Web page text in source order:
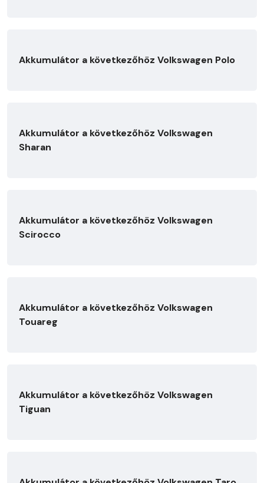
Akkumulátor a következőhöz Volkswagen Polo
Akkumulátor a következőhöz Volkswagen
Sharan
Akkumulátor a következőhöz Volkswagen
Scirocco
Akkumulátor a következőhöz Volkswagen
Touareg
Akkumulátor a következőhöz Volkswagen
Tiguan